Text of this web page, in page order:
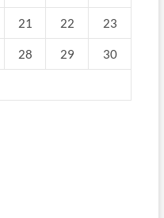
21 22 23
28 29 30